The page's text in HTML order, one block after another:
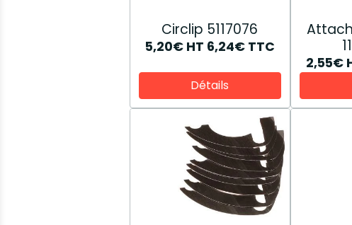
Circlip 5117076
5,20€ HT 6,24€ TTC
Détails
2,55€